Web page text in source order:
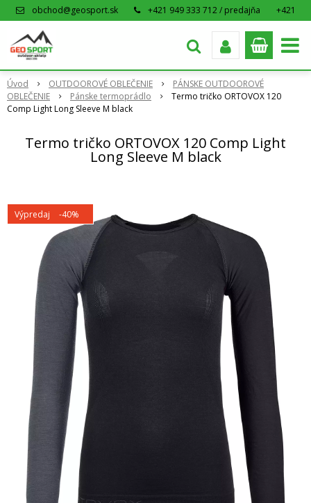
obchod@geosport.sk +421 949 333 712 / predajňa
+421
Úvod OUTDOOROVÉ OBLEČENIE
PÁNSKE OUTDOOROVÉ
OBLEČENIE
Pánske termoprádlo
Termo tričko ORTOVOX 120
Comp Light Long Sleeve M black
Termo tričko ORTOVOX 120 Comp Light
Long Sleeve M black
Výpredaj -40%